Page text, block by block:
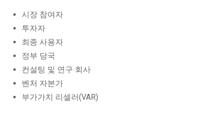
시장 참여자
투자자
최종 사용자
정부 당국
컨설팅 및 연구 회사
벤처 자본가
부가가치 리셀러(VAR)